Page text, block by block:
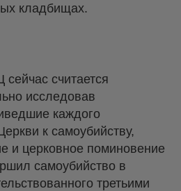
кладбищах.
считается
исследовав
каждого
к самоубийству,
и церковное поминовение
самоубийство в
третьими